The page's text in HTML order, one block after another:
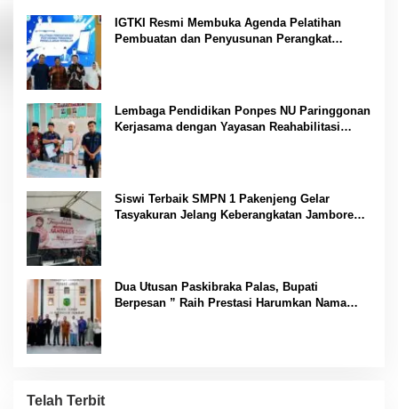
IGTKI Resmi Membuka Agenda Pelatihan
Pembuatan dan Penyusunan Perangkat
Lembaga Pendidikan Ponpes NU Paringgonan
Kerjasama dengan Yayasan Reahabilitasi
Siswi Terbaik SMPN 1 Pakenjeng Gelar
Tasyakuran Jelang Keberangkatan Jambore
Dua Utusan Paskibraka Palas, Bupati
Berpesan ” Raih Prestasi Harumkan Nama
Telah Terbit